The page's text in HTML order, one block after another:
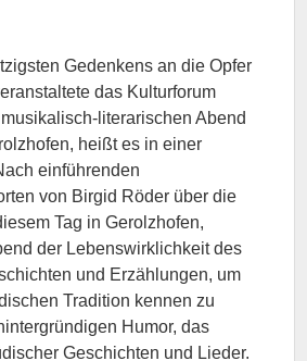
Gedenkens an die Opfer
das Kulturforum
literarischen Abend
heißt es in einer
einführenden
von Birgid Röder über die
Tag in Gerolzhofen,
der Lebenswirklichkeit des
und Erzählungen, um
Tradition kennen zu
Humor, das
Geschichten und Lieder.